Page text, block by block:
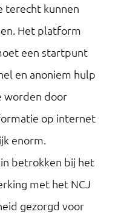
terecht kunnen
Het platform
een startpunt
en anoniem hulp
worden door
op internet
enorm.
betrokken bij het
met het NCJ
gezorgd voor